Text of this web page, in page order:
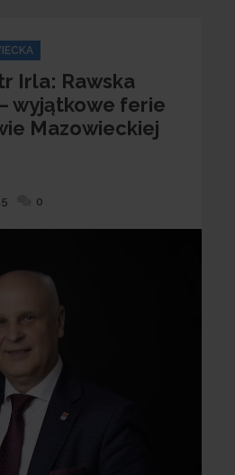
Irla: Rawska
wyjątkowe ferie
Mazowieckiej
Dodane
0